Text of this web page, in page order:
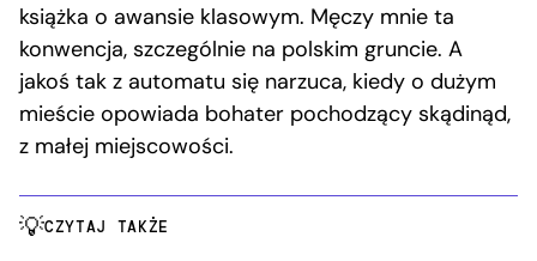
książka o awansie klasowym. Męczy mnie ta
konwencja, szczególnie na polskim gruncie. A
jakoś tak z automatu się narzuca, kiedy o dużym
mieście opowiada bohater pochodzący skądinąd,
z małej miejscowości.
CZYTAJ TAKŻE